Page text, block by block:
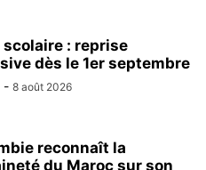
scolaire : reprise
dès le 1er septembre
- 8 août 2026
reconnaît la
du Maroc sur son